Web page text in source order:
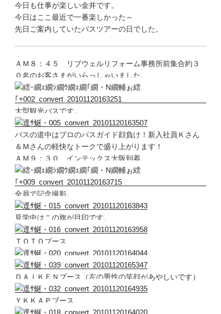
今日も仕事が楽しい金井です。
今日はここ最近で一番楽しかった～
先日ご案内していたバスツアーの日でした。
ＡＭ８：４５ リブウェルリフォーム事務所前集合約３
０名のお客さまがいらっしゃいました。
大型観光バスです。
バスの道中はプロのバスガイド顔負け！新入社員Ｋさん
＆Ｍさんの軽快なトークで盛り上がります！
ＡＭ９：３０ インテックス大阪到着
全員で記念撮影。
見学中はこの旗が目印です。
ＴＯＴＯブース
ＤＡＩＫＥＮブース（左の男性の笑顔があやしいです）
ＹＫＫＡＰブース